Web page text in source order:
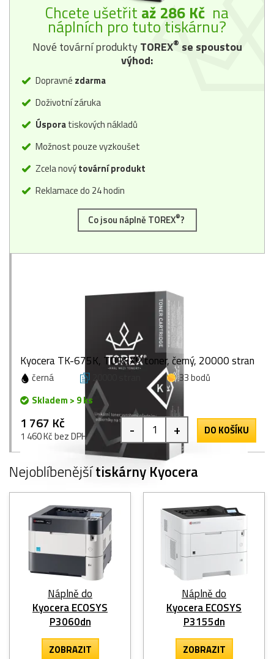
Chcete ušetřit až 286 Kč na
náplních pro tuto tiskárnu?
Nové tovární produktyTOREX® se spoustou
výhod:
Dopravné zdarma
Doživotní záruka
Úsporatiskových nákladů
Možnost pouze vyzkoušet
Zcela novýtovární produkt
Reklamace do 24 hodin
Co jsou náplně TOREX®?
Kyocera TK-675K, TOREX® toner, černý, 20000 stran
černá 20000 stran
33 bodů
Skladem > 9 ks
1 767 Kč
1 460 Kč bez DPH - + DO KOŠÍKU
Nejoblíbenějšítiskárny Kyocera
Náplně do
Kyocera ECOSYS
P3060dn
ZOBRAZIT
Náplně do
Kyocera ECOSYS
P3155dn
ZOBRAZIT